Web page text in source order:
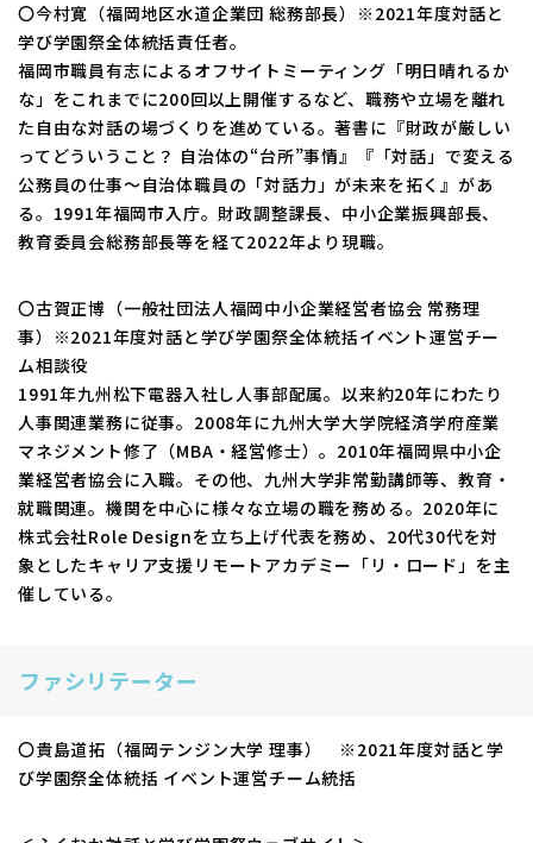
〇今村寛（福岡地区水道企業団 総務部長）※2021年度対話と
学び学園祭全体統括責任者。
福岡市職員有志によるオフサイトミーティング「明⽇晴れるか
な」をこれまでに200回以上開催するなど、職務や⽴場を離れ
た⾃由な対話の場づくりを進めている。著書に『財政が厳しい
ってどういうこと？ ⾃治体の“台所”事情』『「対話」で変える
公務員の仕事〜自治体職員の「対話力」が未来を拓く』があ
る。1991年福岡市⼊庁。財政調整課長、中小企業振興部長、
教育委員会総務部長等を経て2022年より現職。
〇古賀正博（一般社団法人福岡中小企業経営者協会 常務理
事）※2021年度対話と学び学園祭全体統括イベント運営チー
ム相談役
1991年九州松下電器⼊社し⼈事部配属。以来約20年にわたり
人事関連業務に従事。2008年に九州大学大学院経済学府産業
マネジメント修了（MBA・経営修士）。2010年福岡県中⼩企
業経営者協会に⼊職。その他、九州⼤学⾮常勤講師等、教育・
就職関連。機関を中⼼に様々な⽴場の職を務める。2020年に
株式会社Role Designを立ち上げ代表を務め、20代30代を対
象としたキャリア支援リモートアカデミー「リ・ロード」を主
催している。
ファシリテーター
〇貴島道拓（福岡テンジン大学 理事） ※2021年度対話と学
び学園祭全体統括 イベント運営チーム統括